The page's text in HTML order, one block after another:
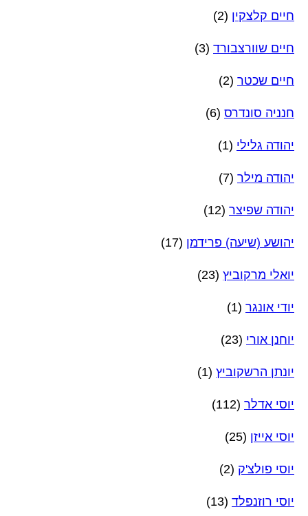
חיים קלצקין (2)
חיים שוורצבורד (3)
חיים שכטר (2)
חנניה סונדרס (6)
יהודה גלילי (1)
יהודה מילר (7)
יהודה שפיצר (12)
יהושע (שיעה) פרידמן (17)
יואלי מרקוביץ (23)
יודי אונגר (1)
יוחנן אורי (23)
יונתן הרשקוביץ (1)
יוסי אדלר (112)
יוסי אייזן (25)
יוסי פולצ'ק (2)
יוסי רוזנפלד (13)